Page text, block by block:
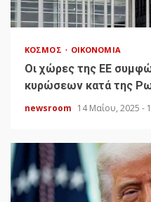
ΚΌΣΜΟΣ ΟΙΚΟΝΟΜΊΑ
Οι χώρες της ΕΕ
κυρώσεων κατά της
newsroom 14 Μαΐου, 2025 -